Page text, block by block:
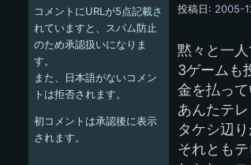
投稿日: 2005-
黙々と一
3ゲームも
金を払っ
あんたテ
タケシ辺
それともテ
コメントにURLが5点記載さ
れていますと、スパム防止
のため承認扱いになりま
す。
また、日本語がないコメン
トは拒否されます。
初コメントは承認後に表示
されます。